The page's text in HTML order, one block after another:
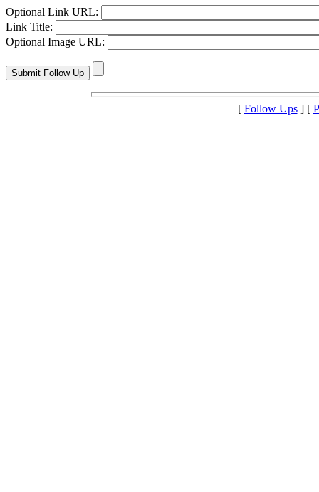
Optional Link URL:
Link Title:
Optional Image URL:
[ Follow Ups] [